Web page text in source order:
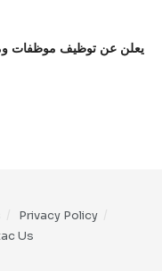
Privacy Policy
Us